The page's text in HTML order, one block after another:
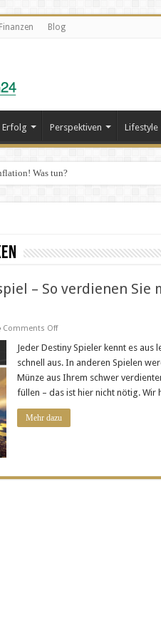
Finanzen Blog
Erfolg Perspektiven Lifestyle
Was tun?
– So verdienen Sie
Comments Offon
Rollenspiel
So
verdienen
Sie
mehr
(Online-
Geld
“Glimmer”)
Jeder Destiny Spieler kennt es aus
schnell aus. In anderen Spielen
Münze aus Ihrem schwer
füllen – das ist hier nicht nötig.
Mehr dazu